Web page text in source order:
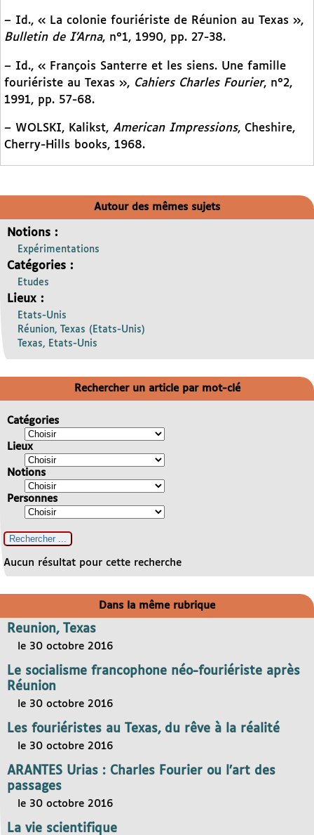
– Id., « La colonie fouriériste de Réunion au Texas »,
Bulletin de I’Arna, n°1, 1990, pp. 27-38.
– Id., « François Santerre et les siens. Une famille
fouriériste au Texas », Cahiers Charles Fourier, n°2,
1991, pp. 57-68.
– WOLSKI, Kalikst, American Impressions, Cheshire,
Cherry-Hills books, 1968.
Autour des mêmes sujets
Notions :
Expérimentations
Catégories :
Etudes
Lieux :
Etats-Unis
Réunion, Texas (Etats-Unis)
Texas, Etats-Unis
Rechercher un article par mot-clé
Catégories
Lieux
Notions
Personnes
Aucun résultat pour cette recherche
Dans la même rubrique
Reunion, Texas
le 30 octobre 2016
Le socialisme francophone néo-fouriériste après
Réunion
le 30 octobre 2016
Les fouriéristes au Texas, du rêve à la réalité
le 30 octobre 2016
ARANTES Urias : Charles Fourier ou l’art des
passages
le 30 octobre 2016
La vie scientifique